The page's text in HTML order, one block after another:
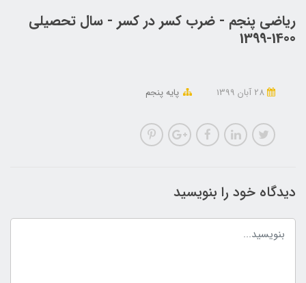
ریاضی پنجم - ضرب کسر در کسر - سال تحصیلی
1400-1399
پایه پنجم
دیدگاه خود را بنویسید